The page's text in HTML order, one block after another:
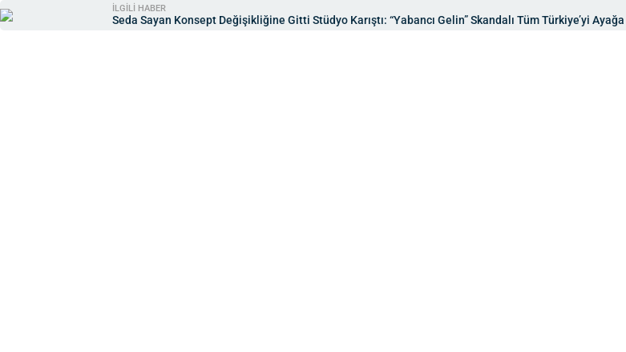
İLGİLİ HABER
Seda Sayan Konsept Değişikliğine Gitti Stüdyo Karıştı: “Yabancı Gelin” Skandalı Tüm Türkiye’yi Ayağa